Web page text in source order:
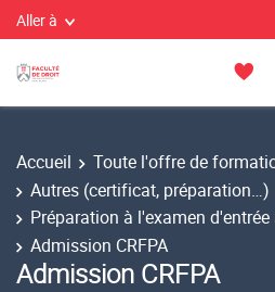
Aller à
Accueil
Toute l'offre de
Autres (certificat, préparation…)
Préparation à l'examen d'entrée
Admission CRFPA
Admission CRFPA